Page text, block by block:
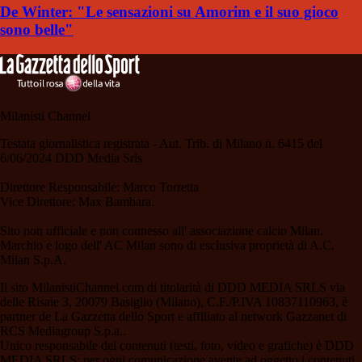
De Winter: "Le sensazioni su Amorim e il suo gioco
sono belle"
Milanisti Channel
Testata giornalistica registrata - Aut. Trib. di Milano n. 6415 del
6/06/2024 DDD Media Srls
Direttore Responsabile: Marco Torretta
Vice Direttore: Max Bambara.
Sito non ufficiale e non connesso all' associazione calcio Milan.
Marchio e logo dell' AC Milan sono di esclusiva proprietà di A.C.
Milan S.p.A.
Il sito MilanistiChannel.com di titolarità di DDD MEDIA SRLS via
delle Risaie 3, 20079 Basiglio (Milano), C.F./P.IVA 10837110963, è
partner de La Gazzetta dello Sport e affiliato al network Gazzanet di
RCS Mediagroup S.p.a..
Unico responsabile dei contenuti (testi, foto, video e grafiche) è DDD